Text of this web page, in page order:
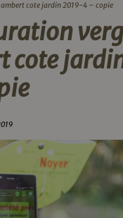
cote jardin 2019-4 – copie
cote